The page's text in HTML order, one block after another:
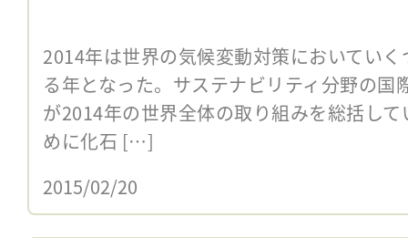
2014年は世界の気候変動対策においてい
る年となった。サステナビリティ分野の国
が2014年の世界全体の取り組みを総括し
めに化石 […]
2015/02/20